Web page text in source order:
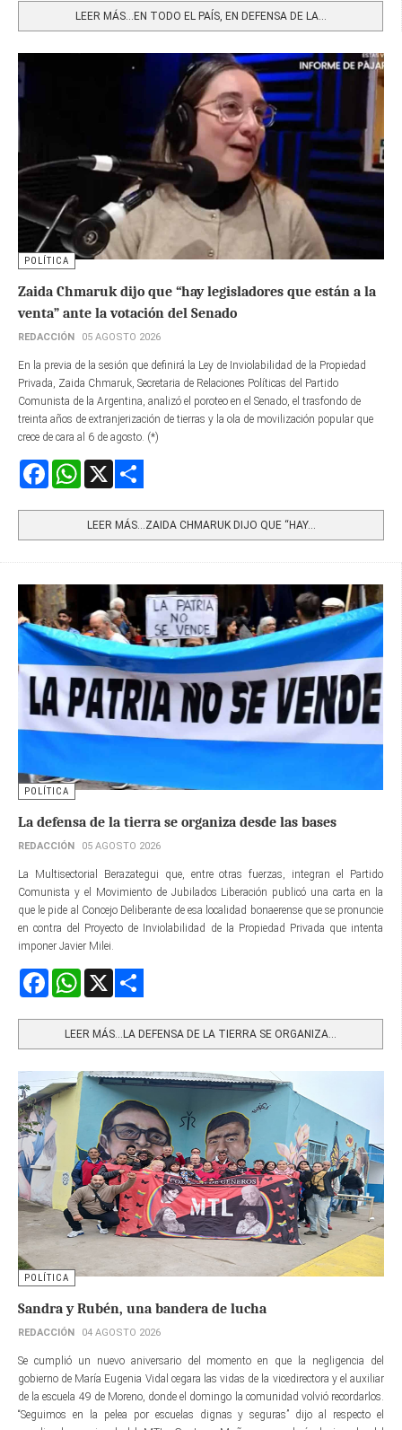
LEER MÁS…EN TODO EL PAÍS, EN DEFENSA DE LA...
POLÍTICA
Zaida Chmaruk dijo que “hay legisladores que están a la
venta” ante la votación del Senado
REDACCIÓN 05 AGOSTO 2026
En la previa de la sesión que definirá la Ley de Inviolabilidad de la Propiedad
Privada, Zaida Chmaruk, Secretaria de Relaciones Políticas del Partido
Comunista de la Argentina, analizó el poroteo en el Senado, el trasfondo de
treinta años de extranjerización de tierras y la ola de movilización popular que
crece de cara al 6 de agosto. (*)
FacebookWhatsApp
LEER MÁS…ZAIDA CHMARUK DIJO QUE “HAY...
POLÍTICA
La defensa de la tierra se organiza desde las bases
REDACCIÓN 05 AGOSTO 2026
La Multisectorial Berazategui que, entre otras fuerzas, integran el Partido
Comunista y el Movimiento de Jubilados Liberación publicó una carta en la
que le pide al Concejo Deliberante de esa localidad bonaerense que se pronuncie
en contra del Proyecto de Inviolabilidad de la Propiedad Privada que intenta
imponer Javier Milei.
FacebookWhatsApp
LEER MÁS…LA DEFENSA DE LA TIERRA SE ORGANIZA...
POLÍTICA
Sandra y Rubén, una bandera de lucha
REDACCIÓN 04 AGOSTO 2026
Se cumplió un nuevo aniversario del momento en que la negligencia del
gobierno de María Eugenia Vidal cegara las vidas de la vicedirectora y el auxiliar
de la escuela 49 de Moreno, donde el domingo la comunidad volvió recordarlos.
“Seguimos en la pelea por escuelas dignas y seguras” dijo al respecto el